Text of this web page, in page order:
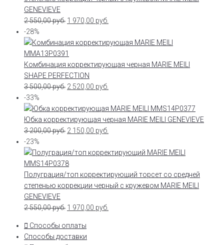
GENEVIEVE
2 550,00руб. 1 970,00 руб.
-28%
Комбинация корректирующая черная MARIE MEILI
SHAPE PERFECTION
3 500,00руб. 2 520,00 руб.
-33%
Юбка корректирующая черная MARIE MEILI GENEVIEVE
3 200,00руб. 2 150,00 руб.
-23%
Полуграция/топ корректирующий торсет со средней
степенью коррекции черный с кружевом MARIE MEILI
GENEVIEVE
2 550,00руб. 1 970,00 руб.
Способы оплаты
Способы доставки